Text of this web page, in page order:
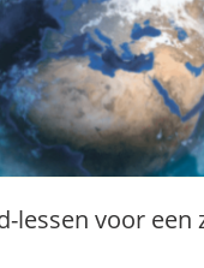
lessen voor een